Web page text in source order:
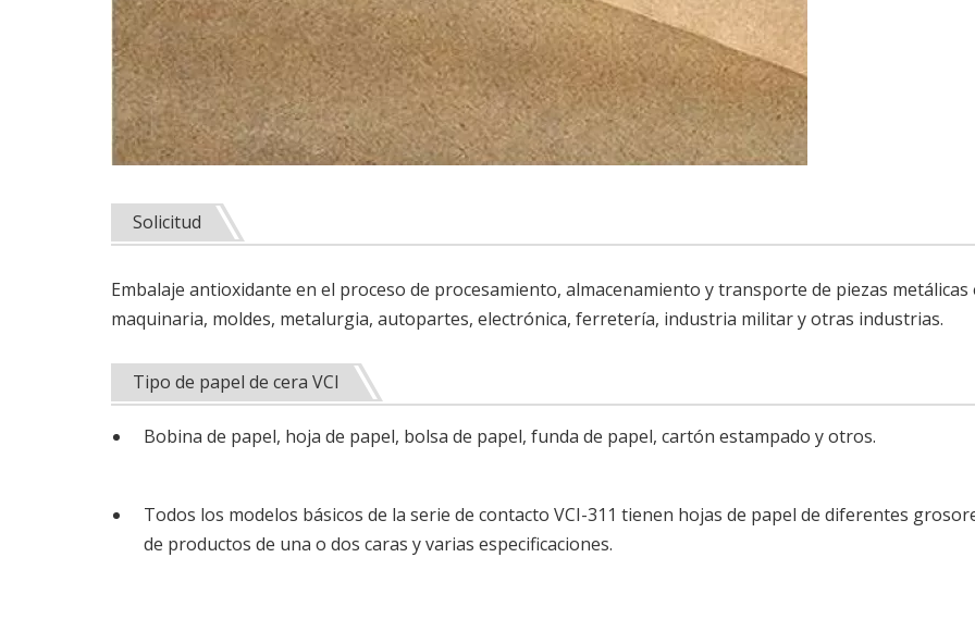
Solicitud
Embalaje antioxidante en el proceso de procesamiento, almacenamiento y transporte de piezas metálicas
maquinaria, moldes, metalurgia, autopartes, electrónica, ferretería, industria militar y otras industrias.
Tipo de papel de cera VCI
Bobina de papel, hoja de papel, bolsa de papel, funda de papel, cartón estampado y otros.
Todos los modelos básicos de la serie de contacto VCI-311 tienen hojas de papel de diferentes
de productos de una o dos caras y varias especificaciones.